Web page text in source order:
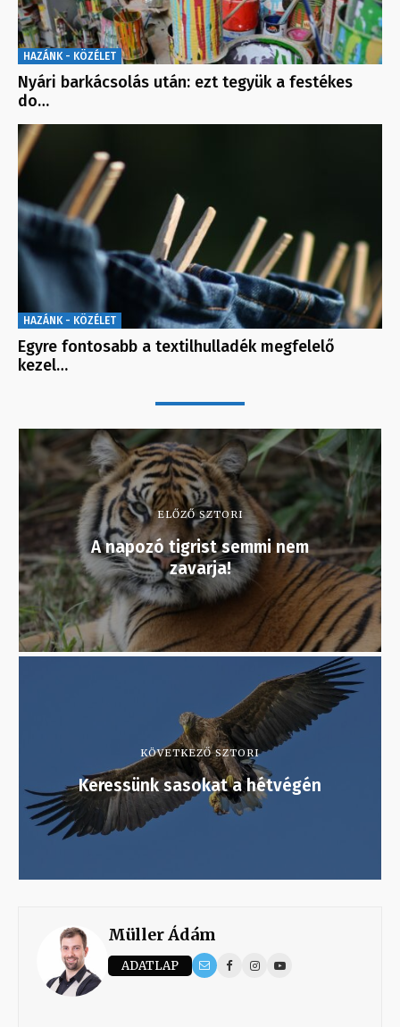
HAZÁNK - KÖZÉLET
Nyári barkácsolás után: ezt tegyük a festékes
do…
HAZÁNK - KÖZÉLET
Egyre fontosabb a textilhulladék megfelelő
kezel…
ELŐZŐ SZTORI
A napozó tigrist semmi nem
zavarja!
KÖVETKEZŐ SZTORI
Keressünk sasokat a hétvégén
Müller Ádám
ADATLAP